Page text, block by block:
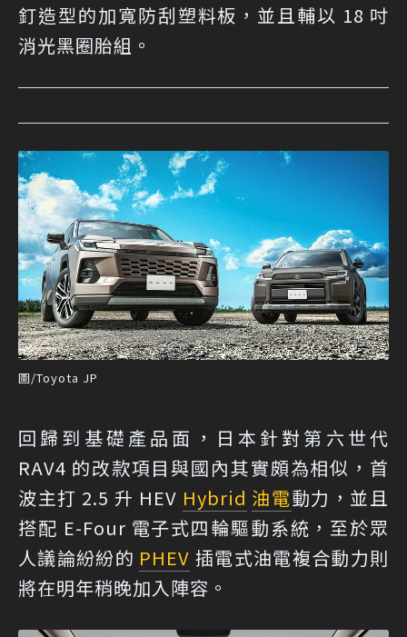
釘造型的加寬防刮塑料板，並且輔以 18 吋
消光黑圈胎組。
圖/Toyota JP
回歸到基礎產品面，日本針對第六世代
RAV4 的改款項目與國內其實頗為相似，首
波主打 2.5 升 HEV Hybrid 油電動力，並且
搭配 E-Four 電子式四輪驅動系統，至於眾
人議論紛紛的 PHEV 插電式油電複合動力則
將在明年稍晚加入陣容。